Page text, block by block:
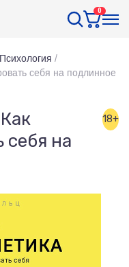
0
Психология /
себя на подлинное
себя на
18+